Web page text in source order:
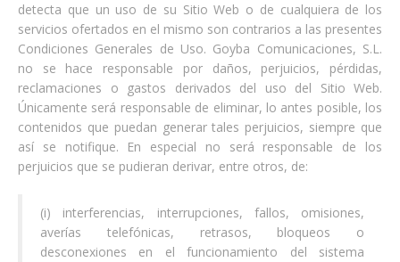
detecta que un uso de su Sitio Web o de cualquiera de los
servicios ofertados en el mismo son contrarios a las presentes
Condiciones Generales de Uso. Goyba Comunicaciones, S.L.
no se hace responsable por daños, perjuicios, pérdidas,
reclamaciones o gastos derivados del uso del Sitio Web.
Únicamente será responsable de eliminar, lo antes posible, los
contenidos que puedan generar tales perjuicios, siempre que
así se notifique. En especial no será responsable de los
perjuicios que se pudieran derivar, entre otros, de:
(i) interferencias, interrupciones, fallos, omisiones,
averías telefónicas, retrasos, bloqueos o
desconexiones en el funcionamiento del sistema